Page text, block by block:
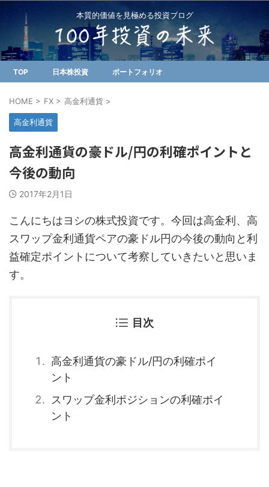
本質的価値を見極める投資ブログ
TOP 日本株投資 ポートフォリオ
HOME > FX > 高金利通貨 >
高金利通貨
高金利通貨の豪ドル/円の利確ポイントと
今後の動向
2017年2月1日
こんにちはヨシの株式投資です。今回は高金利、高
スワップ金利通貨ペアの豪ドル円の今後の動向と利
益確定ポイントについて考察していきたいと思いま
す。
目次
高金利通貨の豪ドル/円の利確ポイ
ント
スワップ金利ポジションの利確ポイ
ント